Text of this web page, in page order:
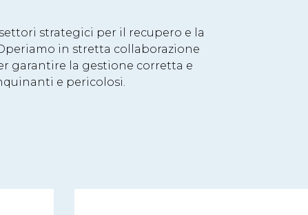
strategici per il recupero e la
in stretta collaborazione
garantire la gestione corretta e
e pericolosi.